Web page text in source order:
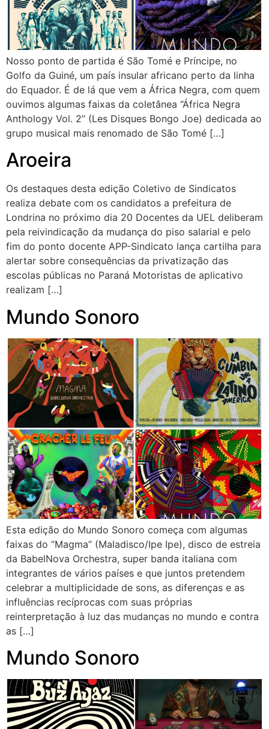
Nosso ponto de partida é São Tomé e Príncipe, no
Golfo da Guiné, um país insular africano perto da linha
do Equador. É de lá que vem a África Negra, com quem
ouvimos algumas faixas da coletânea “África Negra
Anthology Vol. 2” (Les Disques Bongo Joe) dedicada ao
grupo musical mais renomado de São Tomé […]
Aroeira
Os destaques desta edição Coletivo de Sindicatos
realiza debate com os candidatos a prefeitura de
Londrina no próximo dia 20 Docentes da UEL deliberam
pela reivindicação da mudança do piso salarial e pelo
fim do ponto docente APP-Sindicato lança cartilha para
alertar sobre consequências da privatização das
escolas públicas no Paraná Motoristas de aplicativo
realizam […]
Mundo Sonoro
Esta edição do Mundo Sonoro começa com algumas
faixas do “Magma” (Maladisco/Ipe Ipe), disco de estreia
da BabelNova Orchestra, super banda italiana com
integrantes de vários países e que juntos pretendem
celebrar a multiplicidade de sons, as diferenças e as
influências recíprocas com suas próprias
reinterpretação à luz das mudanças no mundo e contra
as […]
Mundo Sonoro